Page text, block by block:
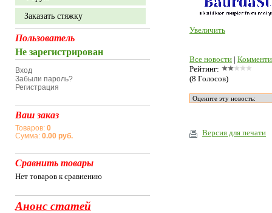
Заказать стяжку
Пользователь
Не зарегистрирован
Вход
Забыли пароль?
Регистрация
Ваш заказ
Товаров: 0
Сумма: 0.00 руб.
Сравнить товары
Нет товаров к сравнению
Анонс статей
Увеличить
Все новости |
Рейтинг:
(8 Голосов)
Версия для печати